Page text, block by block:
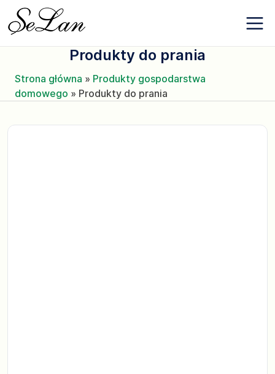
Przejdź
do
treści
O firmie
Kontakty
Aktualności
+380 (63) 975
Produkty do prania
Strona główna » Produkty gospodarstwa
domowego » Produkty do prania